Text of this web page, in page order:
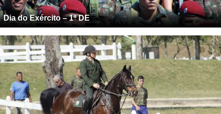
Dia do Exército – 1ª DE